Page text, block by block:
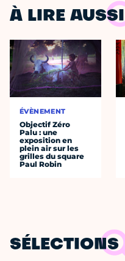
À LIRE AUSSI
ÉVÈNEMENT
Objectif Zéro
Palu : une
exposition en
plein air sur les
grilles du square
Paul Robin
SÉLECTIONS